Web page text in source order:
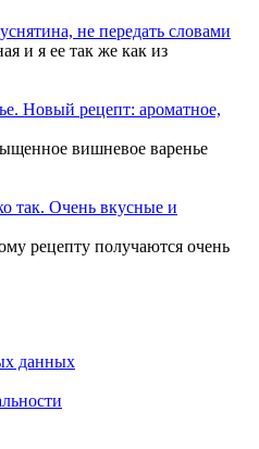
не передать словами
и я ее так же как из
Новый рецепт: ароматное,
вишневое варенье
так. Очень вкусные и
рецепту получаются очень
данных